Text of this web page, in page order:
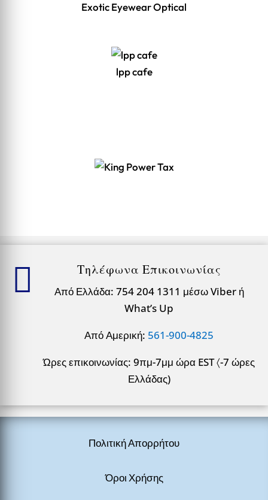
Exotic Eyewear Optical
lpp cafe
 Τηλέφωνα Επικοινωνίας
Από Ελλάδα: 754 204 1311 μέσω Viber ή
What’s Up
Από Αμερική: 561-900-4825
Ώρες επικοινωνίας: 9πμ-7μμ ώρα EST 〈-7 ώρες
Ελλάδας)
Πολιτική Απορρήτου
Όροι Χρήσης